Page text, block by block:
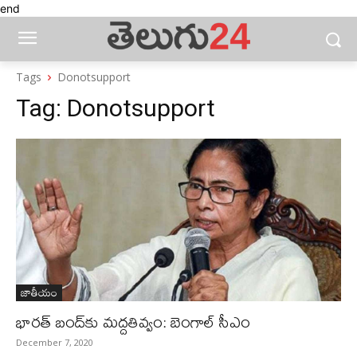
end
Tags Donotsupport
Tag: Donotsupport
జాతీయం
భారత్‌ బంద్‌కు మద్దతివ్వం: బెంగాల్‌ సీఎం
December 7, 2020